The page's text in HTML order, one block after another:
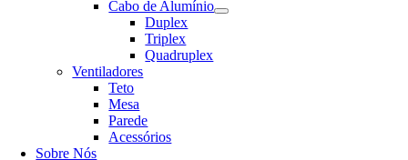
Cabo de Alumínio
Duplex
Triplex
Quadruplex
Ventiladores
Teto
Mesa
Parede
Acessórios
Sobre Nós